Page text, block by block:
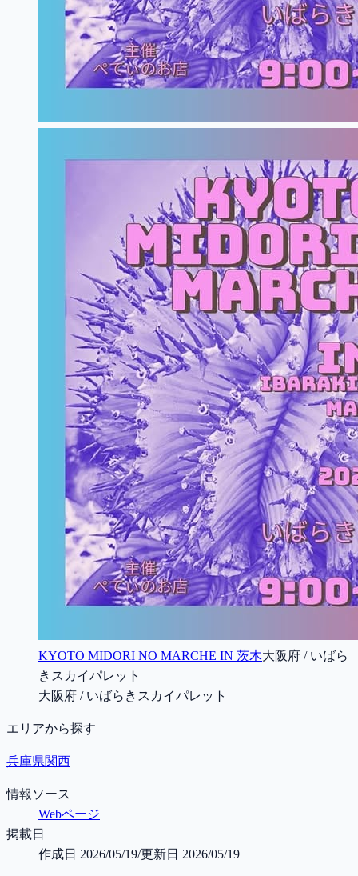
KYOTO MIDORI NO MARCHE IN 茨木大阪府 / いばら
きスカイパレット
大阪府 / いばらきスカイパレット
エリアから探す
兵庫県関西
情報ソース
Webページ
掲載日
作成日 2026/05/19/更新日 2026/05/19